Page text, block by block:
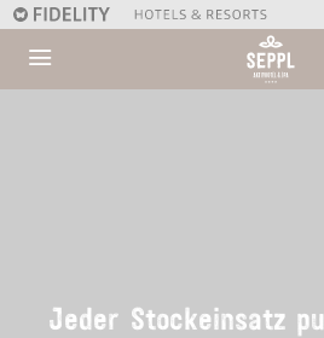
Jeder Stockeinsatz